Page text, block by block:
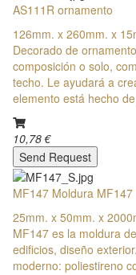
AS111R ornamento
126mm. x 260mm. x
Decorado de
composición o solo,
techo. Le ayudará a
elemento está hecho
10,78 €
Send Request
MF147 Moldura MF147
25mm. x 50mm. x
MF147 es la moldura
edificios, diseño
moderno: poliestireno